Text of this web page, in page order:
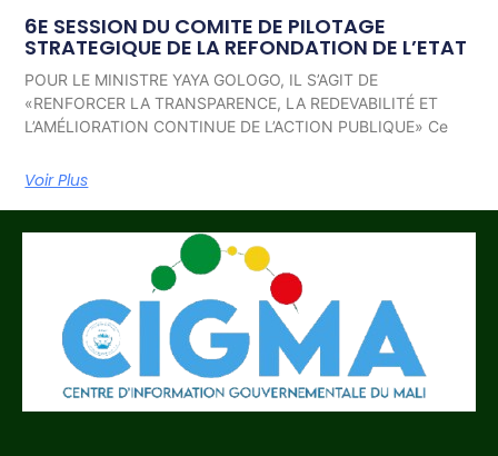
6E SESSION DU COMITE DE PILOTAGE
STRATEGIQUE DE LA REFONDATION DE L’ETAT
POUR LE MINISTRE YAYA GOLOGO, IL S’AGIT DE
«RENFORCER LA TRANSPARENCE, LA REDEVABILITÉ ET
L’AMÉLIORATION CONTINUE DE L’ACTION PUBLIQUE» Ce
Voir Plus